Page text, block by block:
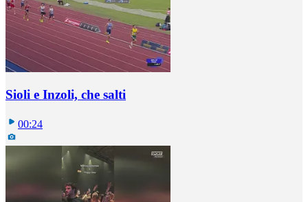
Sioli e Inzoli, che salti
00:24